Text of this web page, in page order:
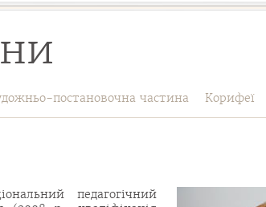
постановочна частина Корифеї
педагогічний